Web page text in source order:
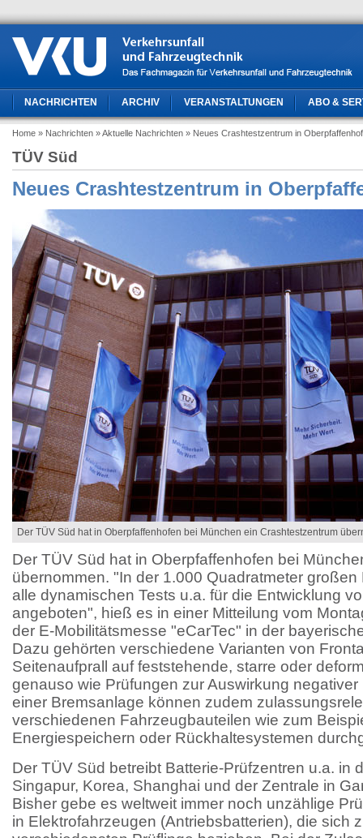
NACHRICHTEN ARCHIV VERANSTALTUNGEN ABO &
Home » Nachrichten » Aktuelle Nachrichten » Neues Crashtestzentrum in
TÜV Süd
Neues Crashtestzentrum in
Der TÜV Süd hat in Oberpfaffenhofen bei München ein Crashtestzentrum
Der TÜV Süd hat in Oberpfaffenhofen bei
übernommen. "In der 1.000 Quadratmeter
alle dynamischen Tests u.a. für die Entwicklung
angeboten", hieß es in einer Mitteilung vom
der E-Mobilitätsmesse "eCarTec" in der
Dazu gehörten verschiedene Varianten von
Seitenaufprall auf feststehende, starre oder
genauso wie Prüfungen zur Auswirkung
einer Bremsanlage können zudem
verschiedenen Fahrzeugbauteilen wie zum
Energiespeichern oder Rückhaltesystemen
Der TÜV Süd betreibt Batterie-Prüfzentren u.a. in
Singapur, Korea, Shanghai und der Zentrale in
Bisher gebe es weltweit immer noch unzählige
in Elektrofahrzeugen (Antriebsbatterien), die sich